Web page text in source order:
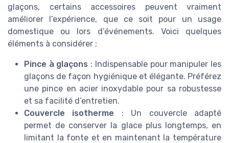
glaçons, certains accessoires peuvent vraiment
améliorer l’expérience, que ce soit pour un usage
domestique ou lors d’événements. Voici quelques
éléments à considérer :
Pince à glaçons : Indispensable pour manipuler les
glaçons de façon hygiénique et élégante. Préférez
une pince en acier inoxydable pour sa robustesse
et sa facilité d’entretien.
Couvercle isotherme : Un couvercle adapté
permet de conserver la glace plus longtemps, en
limitant la fonte et en maintenant la température